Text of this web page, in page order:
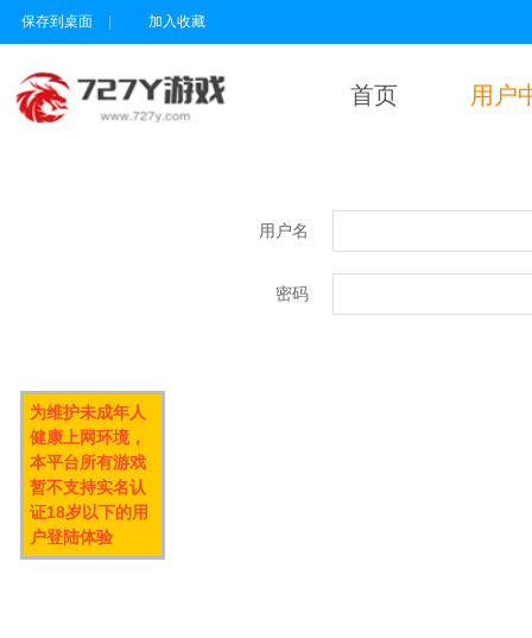
保存到桌面 加入收藏
首页 用户
用户名
密码
为维护未成年人
健康上网环境，
本平台所有游戏
暂不支持实名认
证18岁以下的用
户登陆体验